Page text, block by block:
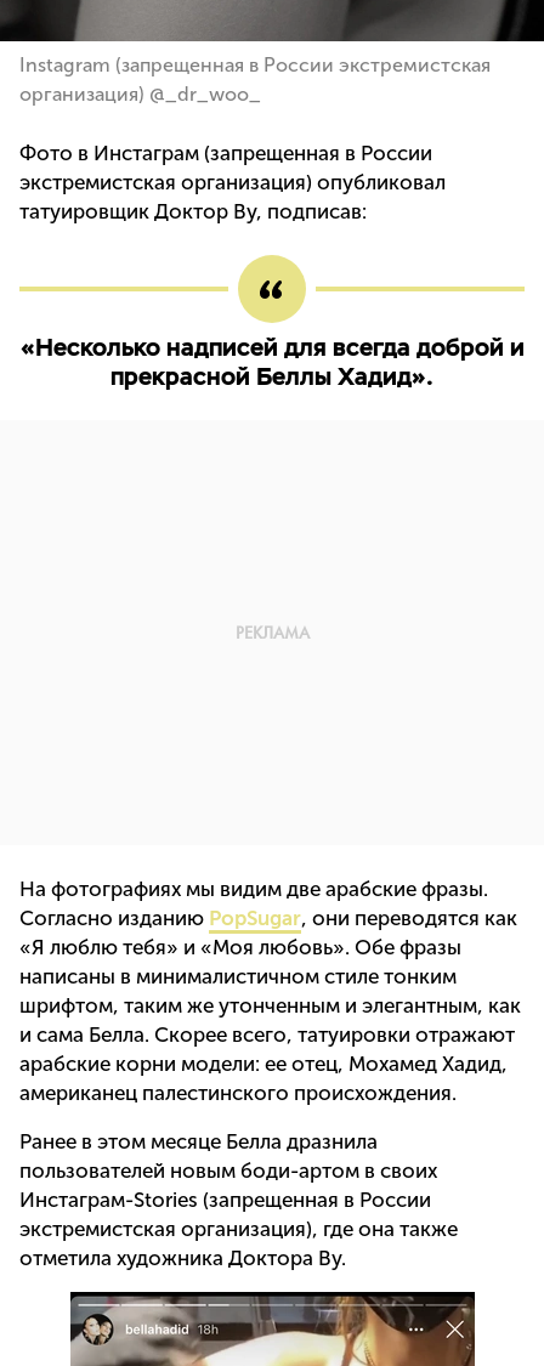
Instagram (запрещенная в России экстремистская
организация) @_dr_woo_
Фото в Инстаграм (запрещенная в России
экстремистская организация) опубликовал
татуировщик Доктор Ву, подписав:
«Несколько надписей для всегда доброй и
прекрасной Беллы Хадид».
На фотографиях мы видим две арабские фразы.
Согласно изданию PopSugar, они переводятся как
«Я люблю тебя» и «Моя любовь». Обе фразы
написаны в минималистичном стиле тонким
шрифтом, таким же утонченным и элегантным, как
и сама Белла. Скорее всего, татуировки отражают
арабские корни модели: ее отец, Мохамед Хадид,
американец палестинского происхождения.
Ранее в этом месяце Белла дразнила
пользователей новым боди-артом в своих
Инстаграм-Stories (запрещенная в России
экстремистская организация), где она также
отметила художника Доктора Ву.